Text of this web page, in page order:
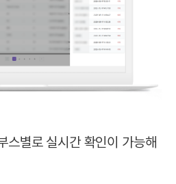
스별로 실시간 확인이 가능해